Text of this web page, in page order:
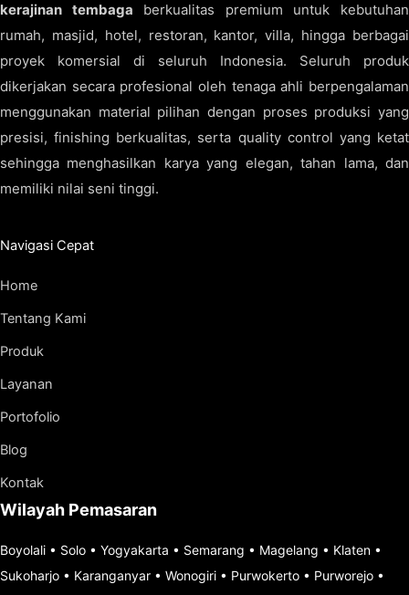
kerajinan tembaga berkualitas premium untuk kebutuhan
rumah, masjid, hotel, restoran, kantor, villa, hingga berbagai
proyek komersial di seluruh Indonesia. Seluruh produk
dikerjakan secara profesional oleh tenaga ahli berpengalaman
menggunakan material pilihan dengan proses produksi yang
presisi, finishing berkualitas, serta quality control yang ketat
sehingga menghasilkan karya yang elegan, tahan lama, dan
memiliki nilai seni tinggi.
Navigasi Cepat
Home
Tentang Kami
Produk
Layanan
Portofolio
Blog
Kontak
Wilayah Pemasaran
Boyolali • Solo • Yogyakarta • Semarang • Magelang • Klaten •
Sukoharjo • Karanganyar • Wonogiri • Purwokerto • Purworejo •